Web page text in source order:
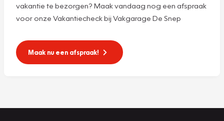
vakantie te bezorgen? Maak vandaag nog een afspraak
voor onze Vakantiecheck bij Vakgarage De Snep
Maak nu een afspraak!